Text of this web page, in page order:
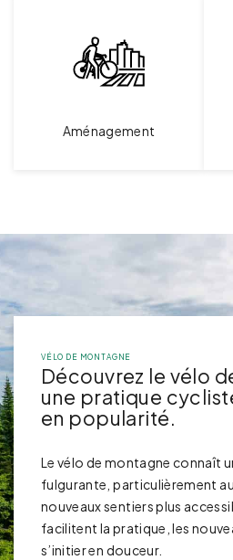
Aménagement
VÉLO DE MONTAGNE
Découvrez le vélo
une pratique
en popularité.
Le vélo de montagne connaît
fulgurante, particulièrement
nouveaux sentiers plus
facilitent la pratique, les
s’initier en douceur.